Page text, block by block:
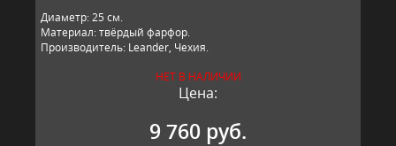
Диаметр: 25 см.
Материал: твёрдый фарфор.
Производитель: Leander, Чехия.
НЕТ В НАЛИЧИИ
Цена:
9 760 руб.